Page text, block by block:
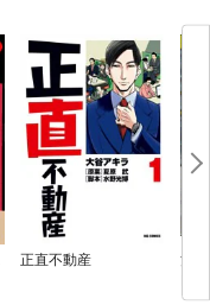
正直不動産
浅